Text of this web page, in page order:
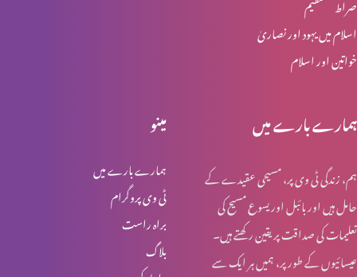
یسوع – ہماری زندہ امید
اسلام میں یہود اور نصاریٰ
خواتین اور اسلام
مینو
ہمارے بارے میں
ٹی وی پروگرام
براہ راست
بلاگ
ہمارے بارے میں
ہم، زندگی ٹی وی پر، مسیحی عقیدے کے
حامل ہیں اور بائبل اور یسوع مسیح کی
تعلیمات کی صداقت پر یقین رکھتے ہیں۔
عیسائیوں کے طور پر، ہمیں ہر ایک سے